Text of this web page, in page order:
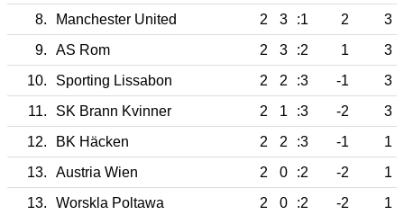
8.
Manchester United 2 3 :1 2
3
9.
AS Rom 2 3 :2 1
3
10.
Sporting Lissabon 2 2 :3 -1
3
11.
SK Brann Kvinner 2 1 :3 -2
3
12.
BK Häcken 2 2 :3 -1
1
13.
Austria Wien 2 0 :2 -2
1
13.
Worskla Poltawa 2 0 :2 -2
1